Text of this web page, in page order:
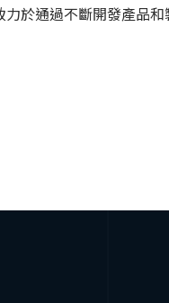
於通過不斷開發產品